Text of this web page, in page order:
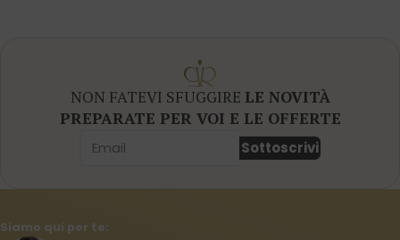
NON FATEVI SFUGGIRE LE NOVITÀ
PREPARATE PER VOI E LE OFFERTE
Sottoscrivi
Siamo qui per te: